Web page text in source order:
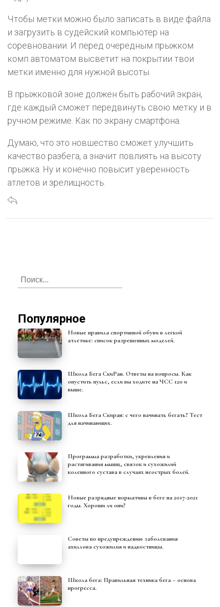
Чтобы метки можно было записать в виде файла
и загрузить в судейский компьютер на
соревновании. И перед очередным прыжком
комп автоматом высветит на покрытии твои
метки именно для нужной высоты.
В прыжковой зоне должен быть рабочий экран,
где каждый сможет передвинуть свою метку и в
ручном режиме. Как по экрану смартфона.
Думаю, что это новшество сможет улучшить
качество разбега, а значит повлиять на высоту
прыжка. Ну и конечно повысит уверенность
атлетов и зрелищность.
Популярное
Новые правила спортивной обуви в легкой
атлетике: список разрешенных моделей.
Школа Бега СкиРан. Ответы на вопросы. Как
опустить пульс, если вы ходите на ЧСС 120 и
выше.
Школа Бега Скиран: с чего начинать бегать? Тест
для начинающих.
Программа разработки, укрепления и
растягивания мышц, связок и сухожилий
коленного сустава в случаях неострых болей.
Новые разрядные нормативы в беге на 2017-2021
годы. Хороши ли они?
Советы по предупреждению заболевания
ахиллова сухожилия и надкостницы.
Школа бега: Правильная техника бега – основа
прогресса.